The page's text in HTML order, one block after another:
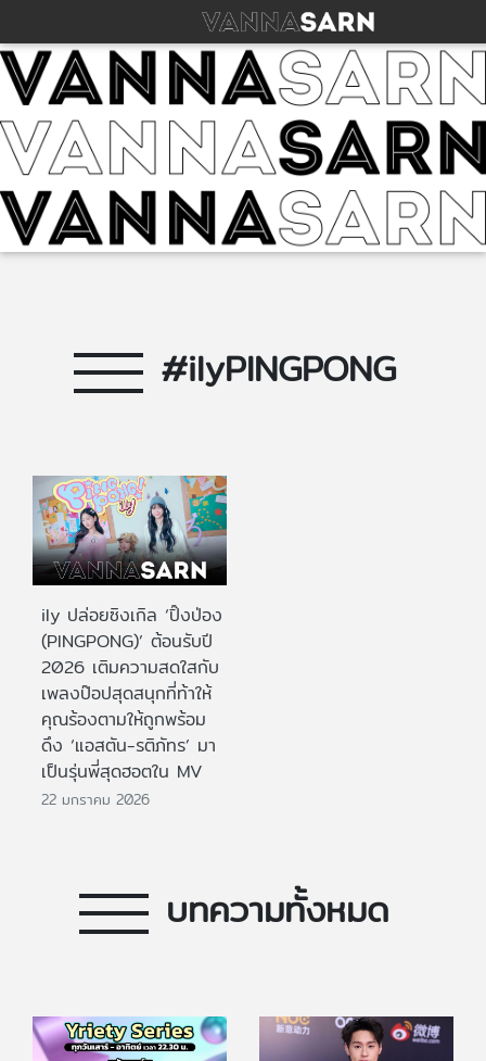
#ilyPINGPONG
ily ปล่อยซิงเกิล ‘ปิ๊งป่อง
(PINGPONG)’ ต้อนรับปี
2026 เติมความสดใสกับ
เพลงป๊อปสุดสนุกที่ท้าให้
คุณร้องตามให้ถูกพร้อม
ดึง ‘แอสตัน-รติภัทร’ มา
เป็นรุ่นพี่สุดฮอตใน MV
22 มกราคม 2026
บทความทั้งหมด